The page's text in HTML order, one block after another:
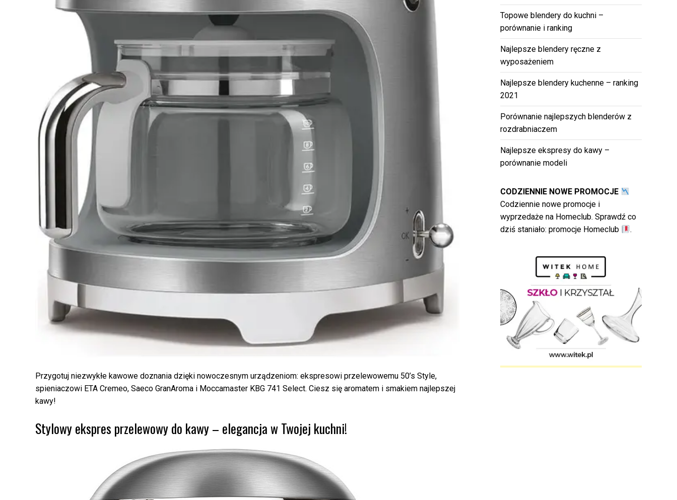
Przygotuj niezwykłe kawowe doznania dzięki nowoczesnym urządzeniom: ekspresowi przelewowemu 50’s Style,
spieniaczowi ETA Cremeo, Saeco GranAroma i Moccamaster KBG 741 Select. Ciesz się aromatem i smakiem najlepszej
kawy!
Stylowy ekspres przelewowy do kawy – elegancja w Twojej kuchni!
Topowe blendery do kuchni –
porównanie i ranking
Najlepsze blendery ręczne z
wyposażeniem
Najlepsze blendery kuchenne – ranking
2021
Porównanie najlepszych blenderów z
rozdrabniaczem
Najlepsze ekspresy do kawy –
porównanie modeli
CODZIENNIE NOWE PROMOCJE
Codziennie nowe promocje i
wyprzedaże na Homeclub. Sprawdź co
dziś staniało: promocje Homeclub .